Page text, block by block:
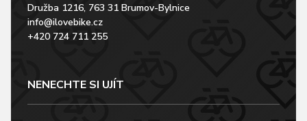
Družba 1216, 763 31 Brumov-Bylnice
info@ilovebike.cz
+420 724 711 255
NENECHTE SI UJÍT